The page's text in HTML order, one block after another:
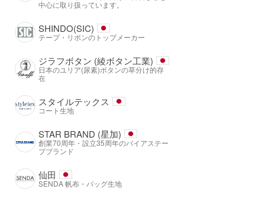
中心に取り扱っています。
SHINDO(SIC)
テープ・リボンのトップメーカー
ジラフボタン (綾ボタン工業)
日本のユリア(尿素)ボタンの草分け的存
在
スタイルテックス
コート生地
STAR BRAND (星加)
創業70周年・設立35周年のバイアステー
プブランド
仙田
SENDA 帆布・バッグ生地